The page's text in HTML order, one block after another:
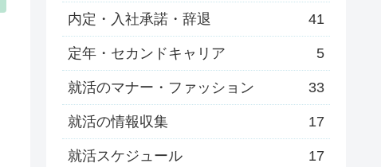
内定・入社承諾・辞退 41
定年・セカンドキャリア 5
就活のマナー・ファッション 33
就活の情報収集 17
就活スケジュール 17